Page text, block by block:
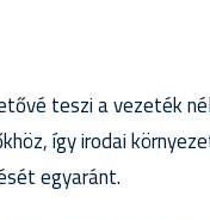
teszi a vezeték
így irodai
egyaránt.